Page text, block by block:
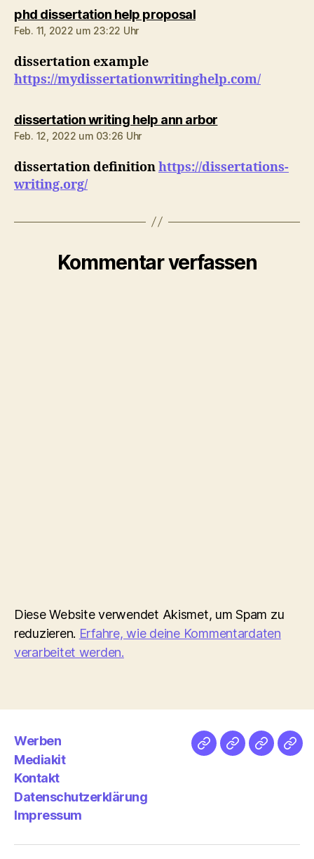
phd dissertation help proposalsagt:
Feb. 11, 2022 um 23:22 Uhr
dissertation example
https://mydissertationwritinghelp.com/
dissertation writing help ann arborsagt:
Feb. 12, 2022 um 03:26 Uhr
dissertation definitionhttps://dissertations-
writing.org/
Kommentar verfassen
Diese Website verwendet Akismet, um Spam zu
reduzieren. Erfahre, wie deine Kommentardaten
verarbeitet werden.
Werben
Mediakit
Kontakt
Datenschutzerklärung
Impressum
NetzMedien